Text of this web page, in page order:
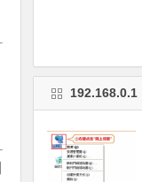
192.168.0.1